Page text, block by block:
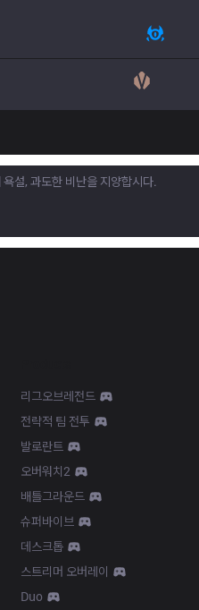
리그오브레전드
전략적 팀 전투
발로란트
오버워치2
배틀그라운드
슈퍼바이브
데스크톱
스트리머 오버레이
Duo